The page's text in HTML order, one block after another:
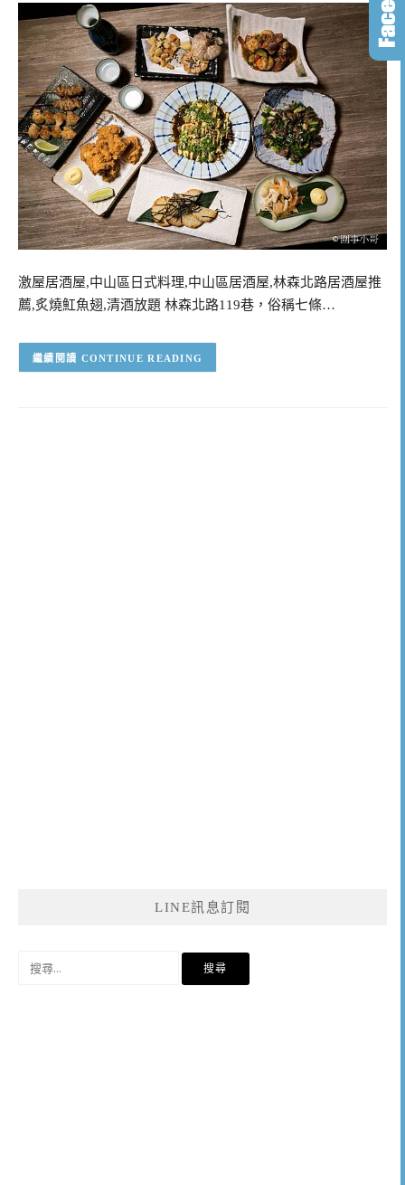
激屋居酒屋,中山區日式料理,中山區居酒屋,林森北路居酒屋推
薦,炙燒魟魚翅,清酒放題 林森北路119巷，俗稱七條…
CONTINUE READING
LINE訊息訂閱